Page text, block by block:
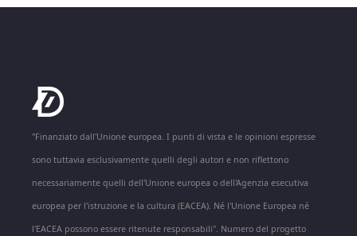
"Finanziato dall'Unione europea. I punti di vista e le opinioni espresse
sono tuttavia esclusivamente quelli degli autori e non riflettono
necessariamente quelli dell'Unione europea o dell'Agenzia esecutiva
europea per l'istruzione e la cultura (EACEA). Né l'Unione Europea né
l'EACEA possono essere ritenute responsabili". Numero del progetto